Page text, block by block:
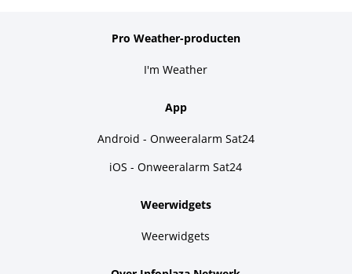
Pro Weather-producten
I'm Weather
App
Android - Onweeralarm Sat24
iOS - Onweeralarm Sat24
Weerwidgets
Weerwidgets